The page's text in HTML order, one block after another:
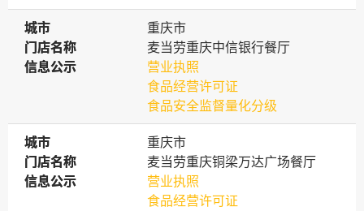
城市
城市
重庆市
门店名称
门店名称
麦当劳重庆中信银行餐厅
信息公示
信息公示
营业执照
食品经营许可证
食品安全监督量化分级
城市
城市
重庆市
门店名称
门店名称
麦当劳重庆铜梁万达广场餐厅
信息公示
信息公示
营业执照
食品经营许可证